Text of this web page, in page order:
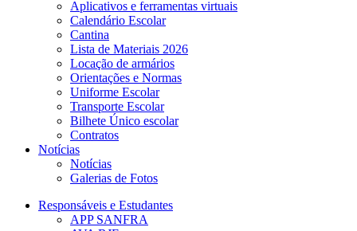
Aplicativos e ferramentas virtuais
Calendário Escolar
Cantina
Lista de Materiais 2026
Locação de armários
Orientações e Normas
Uniforme Escolar
Transporte Escolar
Bilhete Único escolar
Contratos
Notícias
Notícias
Galerias de Fotos
Responsáveis e Estudantes
APP SANFRA